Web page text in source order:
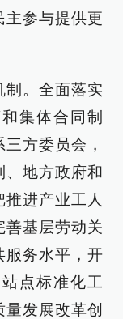
主参与提供更
制。全面落实
集体合同制
方委员会，
、地方政府和
进产业工人
善基层劳动关
服务水平，开
点标准化工
发展改革创